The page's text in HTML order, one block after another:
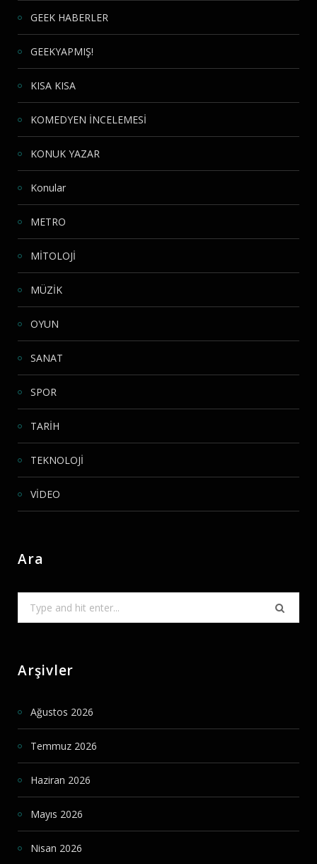
GEEK HABERLER
GEEKYAPMIŞ!
KISA KISA
KOMEDYEN İNCELEMESİ
KONUK YAZAR
Konular
METRO
MİTOLOJİ
MÜZİK
OYUN
SANAT
SPOR
TARİH
TEKNOLOJİ
VİDEO
Ara
for:
Arşivler
Ağustos 2026
Temmuz 2026
Haziran 2026
Mayıs 2026
Nisan 2026